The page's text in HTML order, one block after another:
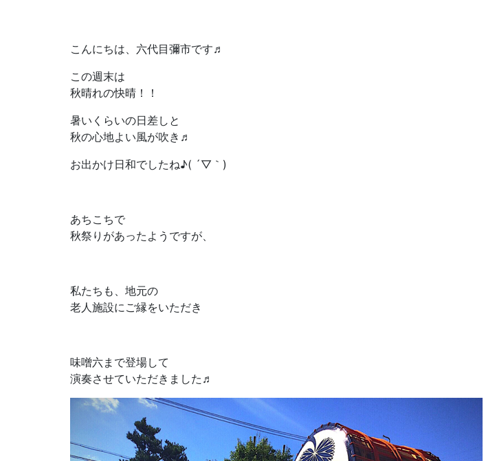
こんにちは、六代目彌市です♬
この週末は
秋晴れの快晴！！
暑いくらいの日差しと
秋の心地よい風が吹き♬
お出かけ日和でしたね♪( ´▽｀)
あちこちで
秋祭りがあったようですが、
私たちも、地元の
老人施設にご縁をいただき
味噌六まで登場して
演奏させていただきました♬